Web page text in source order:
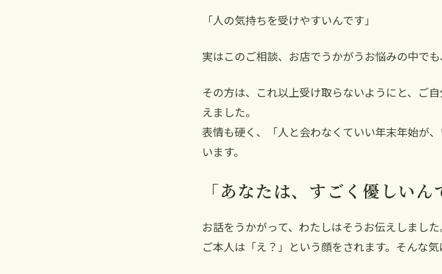
「人の気持ちを受けやすいんです」
実はこのご相談、お店でうかがうお悩みの中でも
その方は、これ以上受け取らないようにと、ご
えました。
表情も硬く、「人と会わなくていい年末年始が
います。
「あなたは、すごく優しいん
お話をうかがって、わたしはそうお伝えしました
ご本人は「え？」という顔をされます。そんな気